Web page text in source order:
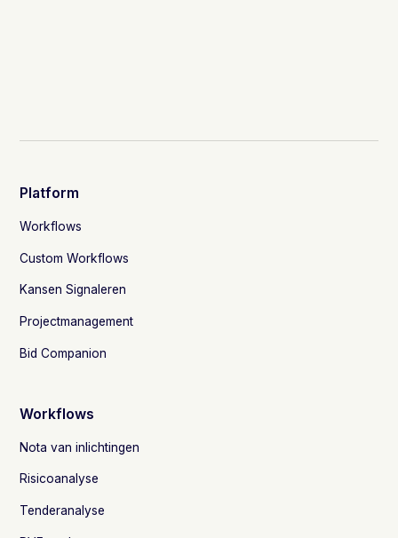
Platform
Workflows
Custom Workflows
Kansen Signaleren
Projectmanagement
Bid Companion
Workflows
Nota van inlichtingen
Risicoanalyse
Tenderanalyse